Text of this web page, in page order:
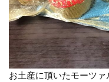
お土産に頂いたモーツ